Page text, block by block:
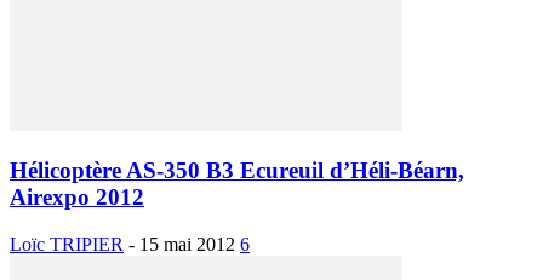
Hélicoptère AS-350 B3 Ecureuil d’Héli-Béarn,
Airexpo 2012
Loïc TRIPIER - 15 mai 2012 6